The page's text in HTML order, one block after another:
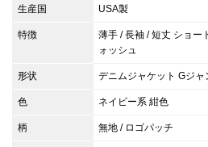
生産国 USA製
特徴
薄手 / 長袖 / 短丈 ショー
ォッシュ
形状 デニムジャケット Gジャ
色 ネイビー系 紺色
柄 無地 / ロゴパッチ